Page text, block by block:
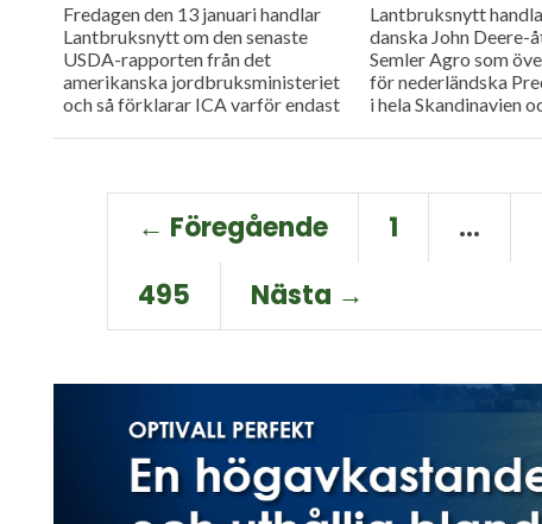
Fredagen den 13 januari handlar
Lantbruksnytt om den senaste
USDA-rapporten från det
amerikanska jordbruksministeriet
och så förklarar ICA varför endast
Lantbruksnytt
danska John Deere-
Semler Agro som
för nederländska
i hela Skandinavien
← Föregående 1 …
495
Nästa →